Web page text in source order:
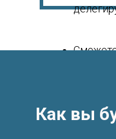
Как вы